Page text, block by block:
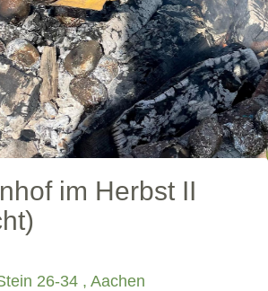
im Herbst II
26-34 , Aachen